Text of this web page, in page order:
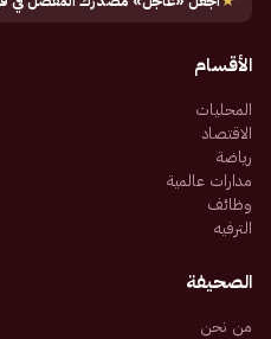
الأقسام
المحليات
الاقتصاد
رياضة
مدارات عالمية
وظائف
الترفيه
الصحيفة
من نحن